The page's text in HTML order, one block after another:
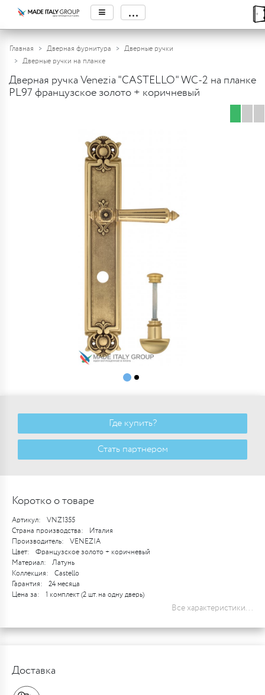
≡ ...
Главная Дверная фурнитура
Дверные ручки
Дверные ручки на планке
Дверная ручка Venezia "CASTELLO" WC-2 на планке
PL97 французское золото + коричневый
Где купить?
Стать партнером
Коротко о товаре
Артикул:
VNZ1355
Страна производства:
Италия
Производитель:
VENEZIA
Цвет:
Французское золото + коричневый
Материал:
Латунь
Коллекция:
Castello
Гарантия:
24 месяца
Цена за:
1 комплект (2 шт. на одну дверь)
Все характеристики...
Доставка